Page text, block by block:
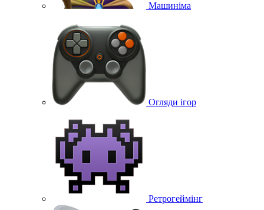
Машиніма
Огляди ігор
Ретрогеймінг